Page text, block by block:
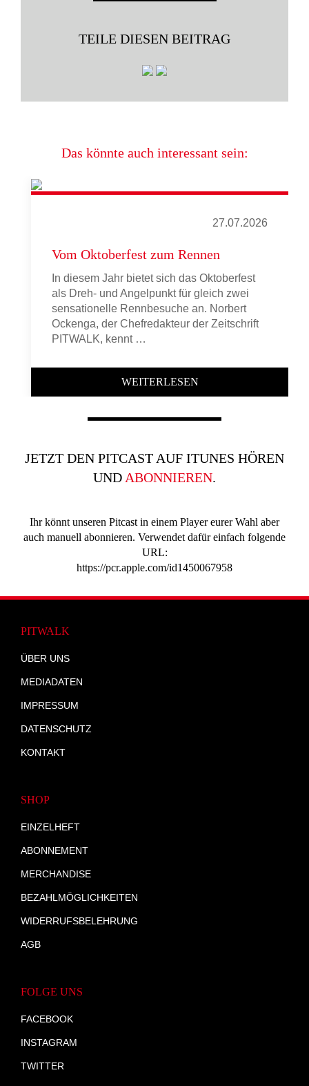
TEILE DIESEN BEITRAG
Das könnte auch interessant sein:
27.07.2026
Vom Oktoberfest zum Rennen
In diesem Jahr bietet sich das Oktoberfest
als Dreh- und Angelpunkt für gleich zwei
sensationelle Rennbesuche an. Norbert
Ockenga, der Chefredakteur der Zeitschrift
PITWALK, kennt …
WEITERLESEN
JETZT DEN PITCAST AUF ITUNES HÖREN
UND ABONNIEREN.
Ihr könnt unseren Pitcast in einem Player eurer Wahl aber
auch manuell abonnieren. Verwendet dafür einfach folgende
URL:
https://pcr.apple.com/id1450067958
PITWALK
ÜBER UNS
MEDIADATEN
IMPRESSUM
DATENSCHUTZ
KONTAKT
SHOP
EINZELHEFT
ABONNEMENT
MERCHANDISE
BEZAHLMÖGLICHKEITEN
WIDERRUFSBELEHRUNG
AGB
FOLGE UNS
FACEBOOK
INSTAGRAM
TWITTER